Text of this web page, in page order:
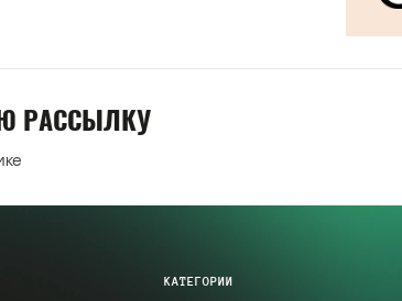
РАССЫЛКУ
КАТЕГОРИИ